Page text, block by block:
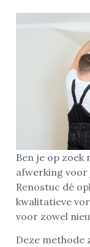
Ben je op zoek
afwerking voor
Renostuc dé
kwalitatieve
voor zowel
Deze methode